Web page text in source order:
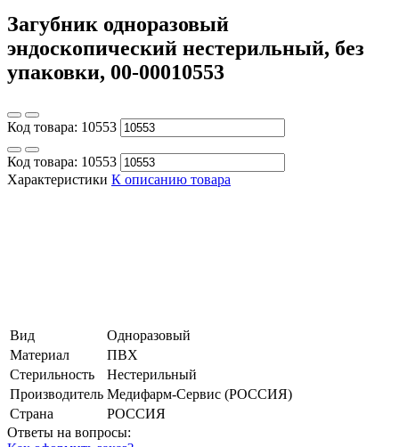
Загубник одноразовый
эндоскопический нестерильный, без
упаковки, 00-00010553
Код товара: 10553
Код товара: 10553
Характеристики К описанию товара
Вид
Одноразовый
Материал
ПВХ
Стерильность
Нестерильный
Производитель Медифарм-Сервис (РОССИЯ)
Страна
РОССИЯ
Ответы на вопросы: